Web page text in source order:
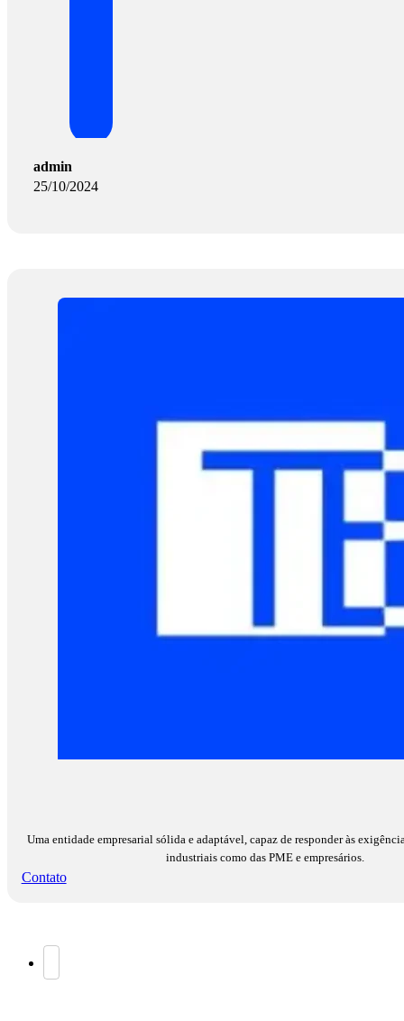
admin
25/10/2024
Uma entidade empresarial sólida e adaptável, capaz de responder às
industriais como das PME e empresários.
Contato